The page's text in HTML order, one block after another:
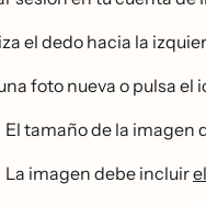
el dedo hacia la
foto nueva o pulsa
El tamaño de la imagen
La imagen debe incluir